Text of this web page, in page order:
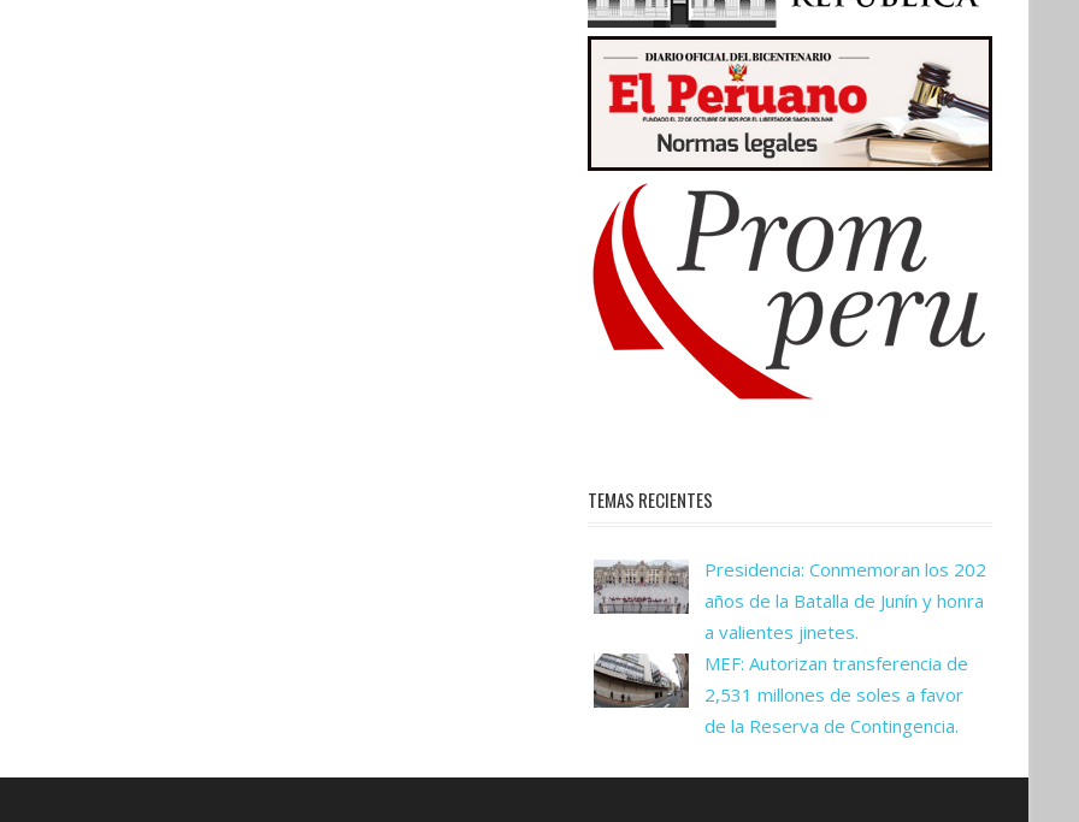
TEMAS RECIENTES
Presidencia: Conmemoran los 202
años de la Batalla de Junín y honra
a valientes jinetes.
MEF: Autorizan transferencia de
2,531 millones de soles a favor
de la Reserva de Contingencia.